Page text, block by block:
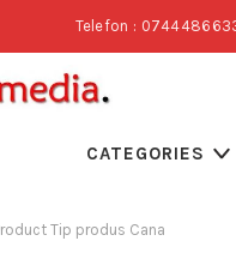
Telefon :
CATEGORIES
Tip produs Cana